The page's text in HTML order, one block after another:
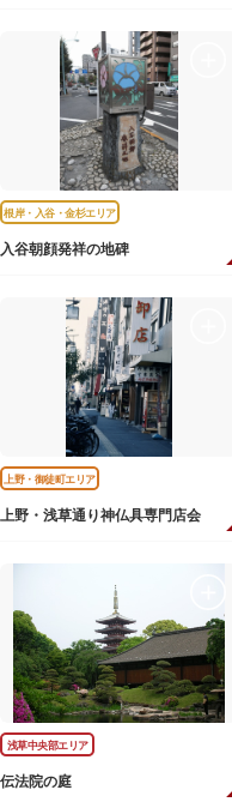
根岸・入谷・金杉エリア
入谷朝顔発祥の地碑
上野・御徒町エリア
上野・浅草通り神仏具専門店会
浅草中央部エリア
伝法院の庭